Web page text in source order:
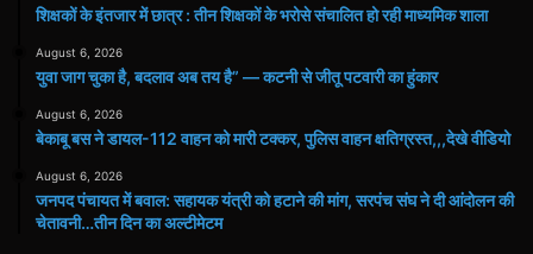
शिक्षकों के इंतजार में छात्र : तीन शिक्षकों के भरोसे संचालित हो रही माध्यमिक शाला
August 6, 2026
युवा जाग चुका है, बदलाव अब तय है” — कटनी से जीतू पटवारी का हुंकार
August 6, 2026
बेकाबू बस ने डायल-112 वाहन को मारी टक्कर, पुलिस वाहन क्षतिग्रस्त,,,देखे वीडियो
August 6, 2026
जनपद पंचायत में बवाल: सहायक यंत्री को हटाने की मांग, सरपंच संघ ने दी आंदोलन की
चेतावनी…तीन दिन का अल्टीमेटम